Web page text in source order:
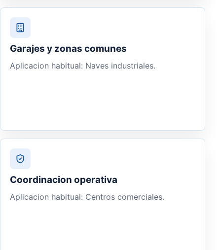
Garajes y zonas comunes
Aplicacion habitual: Naves industriales.
Coordinacion operativa
Aplicacion habitual: Centros comerciales.